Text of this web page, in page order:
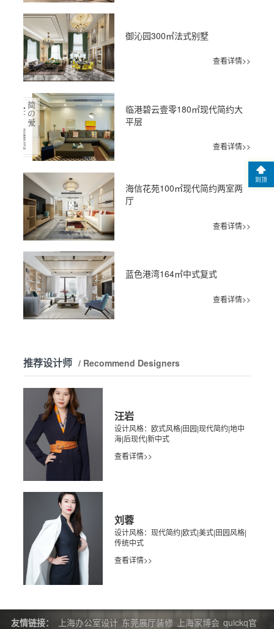
御沁园300㎡法式别墅
查看详情>>
临港碧云壹零180㎡现代简约大
平层
查看详情>>
海信花苑100㎡现代简约两室两
厅
查看详情>>
蓝色港湾164㎡中式复式
查看详情>>
推荐设计师 / Recommend Designers
汪岩
设计风格：欧式风格|田园|现代简约|地中
海|后现代|新中式
查看详情>>
刘蓉
设计风格：现代简约|欧式|美式|田园风格|
传统中式
查看详情>>
友情链接： 上海办公室设计 东莞展厅装修 上海家博会 quickq官
到顶